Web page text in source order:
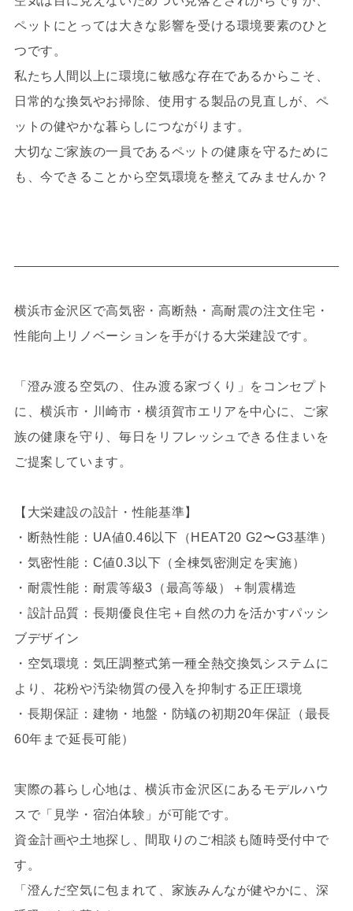
ペットにとっては大きな影響を受ける環境要素のひと
つです。
私たち人間以上に環境に敏感な存在であるからこそ、
日常的な換気やお掃除、使用する製品の見直しが、ペ
ットの健やかな暮らしにつながります。
大切なご家族の一員であるペットの健康を守るために
も、今できることから空気環境を整えてみませんか？
横浜市金沢区で高気密・高断熱・高耐震の注文住宅・
性能向上リノベーションを手がける大栄建設です。
「澄み渡る空気の、住み渡る家づくり」をコンセプト
に、横浜市・川崎市・横須賀市エリアを中心に、ご家
族の健康を守り、毎日をリフレッシュできる住まいを
ご提案しています。
【大栄建設の設計・性能基準】
・断熱性能：UA値0.46以下（HEAT20 G2〜G3基準）
・気密性能：C値0.3以下（全棟気密測定を実施）
・耐震性能：耐震等級3（最高等級）＋制震構造
・設計品質：長期優良住宅＋自然の力を活かすパッシ
ブデザイン
・空気環境：気圧調整式第一種全熱交換気システムに
より、花粉や汚染物質の侵入を抑制する正圧環境
・長期保証：建物・地盤・防蟻の初期20年保証（最長
60年まで延長可能）
実際の暮らし心地は、横浜市金沢区にあるモデルハウ
スで「見学・宿泊体験」が可能です。
資金計画や土地探し、間取りのご相談も随時受付中で
す。
「澄んだ空気に包まれて、家族みんなが健やかに、深